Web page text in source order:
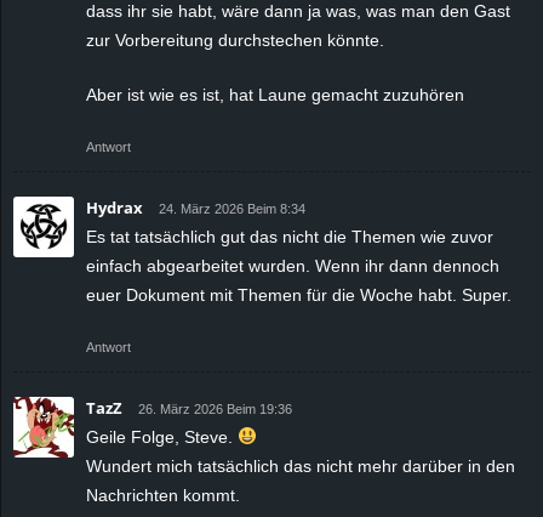
dass ihr sie habt, wäre dann ja was, was man den Gast
zur Vorbereitung durchstechen könnte.
Aber ist wie es ist, hat Laune gemacht zuzuhören
Antwort
Hydrax 24. März 2026 Beim 8:34
Es tat tatsächlich gut das nicht die Themen wie zuvor
einfach abgearbeitet wurden. Wenn ihr dann dennoch
euer Dokument mit Themen für die Woche habt. Super.
Antwort
TazZ 26. März 2026 Beim 19:36
Geile Folge, Steve.
Wundert mich tatsächlich das nicht mehr darüber in den
Nachrichten kommt.